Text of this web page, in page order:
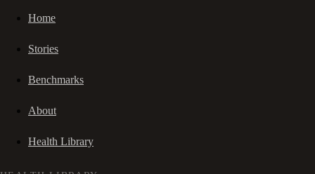
Home
Stories
Benchmarks
About
Health Library